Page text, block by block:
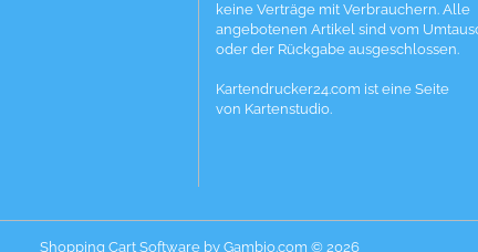
keine Verträge mit Verbrauchern. Alle
angebotenen Artikel sind vom
oder der Rückgabe ausgeschlossen.
Kartendrucker24.com ist eine Seite
von Kartenstudio.
Shopping Cart Softwareby Gambio.com © 2026